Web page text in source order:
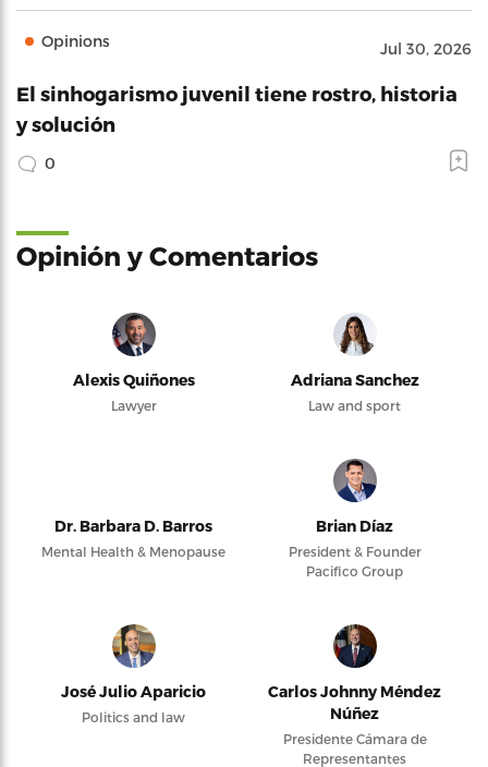
Opinions Jul 30, 2026
El sinhogarismo juvenil tiene rostro, historia
y solución
0
Opinión y Comentarios
Alexis Quiñones
Lawyer
Adriana Sanchez
Law and sport
Dr. Barbara D. Barros
Mental Health & Menopause
Brian Díaz
President & Founder
Pacifico Group
José Julio Aparicio
Politics and law
Carlos Johnny Méndez
Núñez
Presidente Cámara de
Representantes